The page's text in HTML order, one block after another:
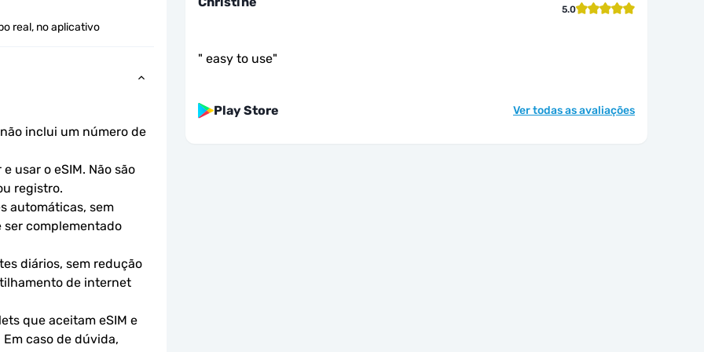
real, no aplicativo
inclui um número de
usar o eSIM. Não são
registro.
automáticas, sem
ser complementado
diários, sem redução
de internet
que aceitam eSIM e
caso de dúvida,
5.0
" easy to use"
Play Store Ver todas as avaliações